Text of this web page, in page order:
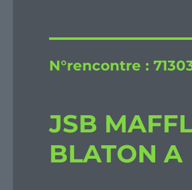
N°rencontre :
JSB
BLATON A